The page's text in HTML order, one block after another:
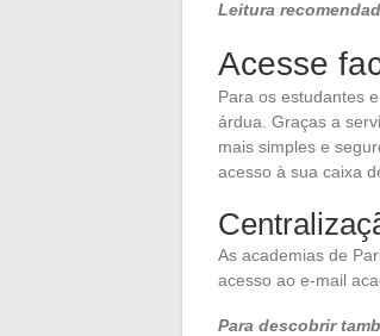
Leitura
Acesse
Para os estudantes
árdua. Graças a
mais simples e
acesso à sua caixa
As academias de
acesso ao e-mail
Para descobrir